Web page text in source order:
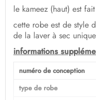
le kameez (haut) est
cette robe est de style
de la laver à sec
informations
numéro de conception
type de robe